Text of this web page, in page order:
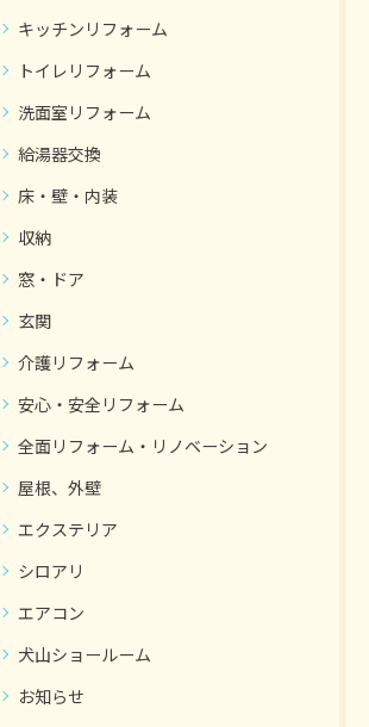
キッチンリフォーム
トイレリフォーム
洗面室リフォーム
給湯器交換
床・壁・内装
収納
窓・ドア
玄関
介護リフォーム
安心・安全リフォーム
全面リフォーム・リノベーション
屋根、外壁
エクステリア
シロアリ
エアコン
犬山ショールーム
お知らせ